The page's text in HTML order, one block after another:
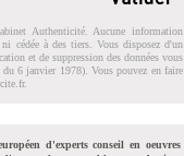
Authenticité. Aucune information
cédée à des tiers. Vous disposez d'un
et de suppression des données vous
6 janvier 1978). Vous pouvez en faire
.
d'experts conseil en oeuvres